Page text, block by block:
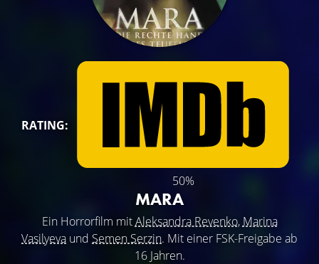
RATING:
50%
MARA
Ein Horrorfilm mitAleksandra Revenko, Marina
Vasilyeva und Semen Serzin. Mit einer FSK-Freigabe ab
16 Jahren.